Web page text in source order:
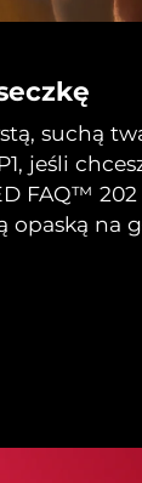
suchą
jeśli
FAQ™
opaską na